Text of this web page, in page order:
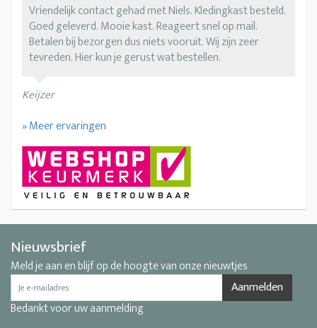
Vriendelijk contact gehad met Niels. Kledingkast besteld.
Goed geleverd. Mooie kast. Reageert snel op mail.
Betalen bij bezorgen dus niets vooruit. Wij zijn zeer
tevreden. Hier kun je gerust wat bestellen.
Keijzer
» Meer ervaringen
Nieuwsbrief
Meld je aan en blijf op de hoogte van onze nieuwtjes
Aanmelden
Bedankt voor uw aanmelding